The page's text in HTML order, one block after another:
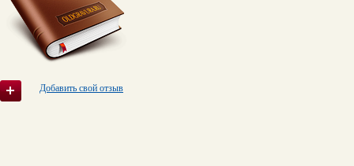
Добавить свой отзыв